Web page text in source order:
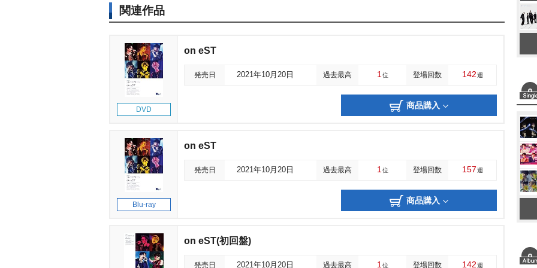
関連作品
DVD
on eST
発売日 2021年10月20日 過去最高 1 位 登場回数 142週
商品購入
Blu-ray
on eST
発売日 2021年10月20日 過去最高 1 位 登場回数 157週
商品購入
on eST(初回盤)
発売日 2021年10月20日 過去最高 1 位 登場回数 142週